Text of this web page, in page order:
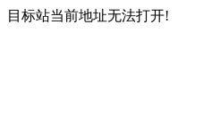
目标站当前地址无法打开!